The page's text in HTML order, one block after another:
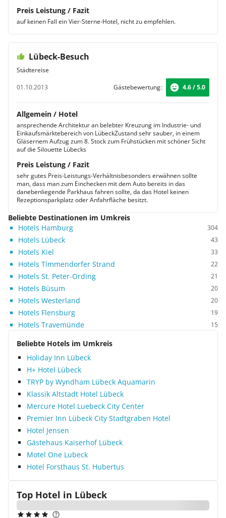
Preis Leistung / Fazit
auf keinen Fall ein Vier-Sterne-Hotel, nicht zu empfehlen.
Lübeck-Besuch
Städtereise
01.10.2013
Gästebewertung: 4.6 / 5.0
Allgemein / Hotel
ansprechende Architektur an belebter Kreuzung im Industrie- und
Einkaufsmärktebereich von LübeckZustand sehr sauber, in einem
Gläsernem Aufzug zum 8. Stock zum Frühstücken mit schöner Sicht
auf die Silouette Lübecks
Preis Leistung / Fazit
sehr gutes Preis-Leistungs-Verhältnisbesonders erwähnen sollte
man, dass man zum Einchecken mit dem Auto bereits in das
danebenliegende Parkhaus fahren sollte, da das Hotel keinen
Rezeptionsparkplatz oder Anfahrfläche besitzt.
Beliebte Destinationen im Umkreis
Hotels Hamburg
304
Hotels Lübeck 43
Hotels Kiel 33
Hotels Timmendorfer Strand 22
Hotels St. Peter-Ording 21
Hotels Büsum 20
Hotels Westerland 20
Hotels Flensburg 19
Hotels Travemünde 15
Beliebte Hotels im Umkreis
Holiday Inn Lübeck
H+ Hotel Lübeck
TRYP by Wyndham Lübeck Aquamarin
Klassik Altstadt Hotel Lübeck
Mercure Hotel Luebeck City Center
Premier Inn Lübeck City Stadtgraben Hotel
Hotel Jensen
Gästehaus Kaiserhof Lübeck
Motel One Lubeck
Hotel Forsthaus St. Hubertus
Top Hotel in Lübeck